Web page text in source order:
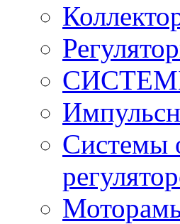
СИСТЕМЫ
Системы